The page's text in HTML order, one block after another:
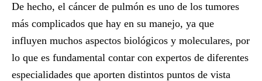
De hecho, el cáncer de pulmón es uno de los tumores
más complicados que hay en su manejo, ya que
influyen muchos aspectos biológicos y moleculares, por
lo que es fundamental contar con expertos de diferentes
especialidades que aporten distintos puntos de vista